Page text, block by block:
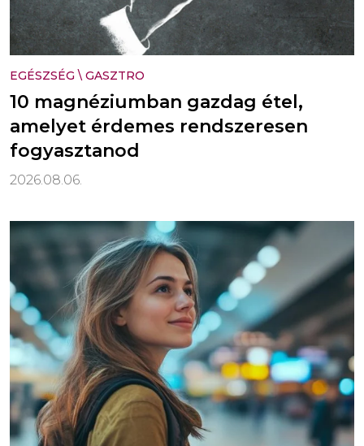
EGÉSZSÉG \ GASZTRO
10 magnéziumban gazdag étel,
amelyet érdemes rendszeresen
fogyasztanod
2026.08.06.